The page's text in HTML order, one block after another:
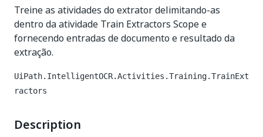
Treine as atividades do extrator delimitando-as
dentro da atividade Train Extractors Scope e
fornecendo entradas de documento e resultado da
extração.
UiPath.IntelligentOCR.Activities.Training.TrainExt
ractors
Description